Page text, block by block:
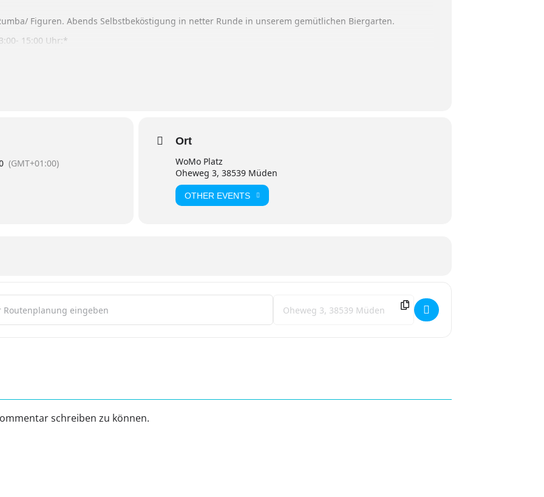
Figuren. Abends Selbstbeköstigung in netter Runde in unserem gemütlichen Biergarten.
15:00 Uhr:*
werden in großer Auswahl separat angeboten.
(GMT+01:00)
Ort
WoMo Platz
Oheweg 3, 38539 Müden
OTHER EVENTS
Destination Address - Tanzworkshop [E8yU7Kg4g]
schreiben zu können.